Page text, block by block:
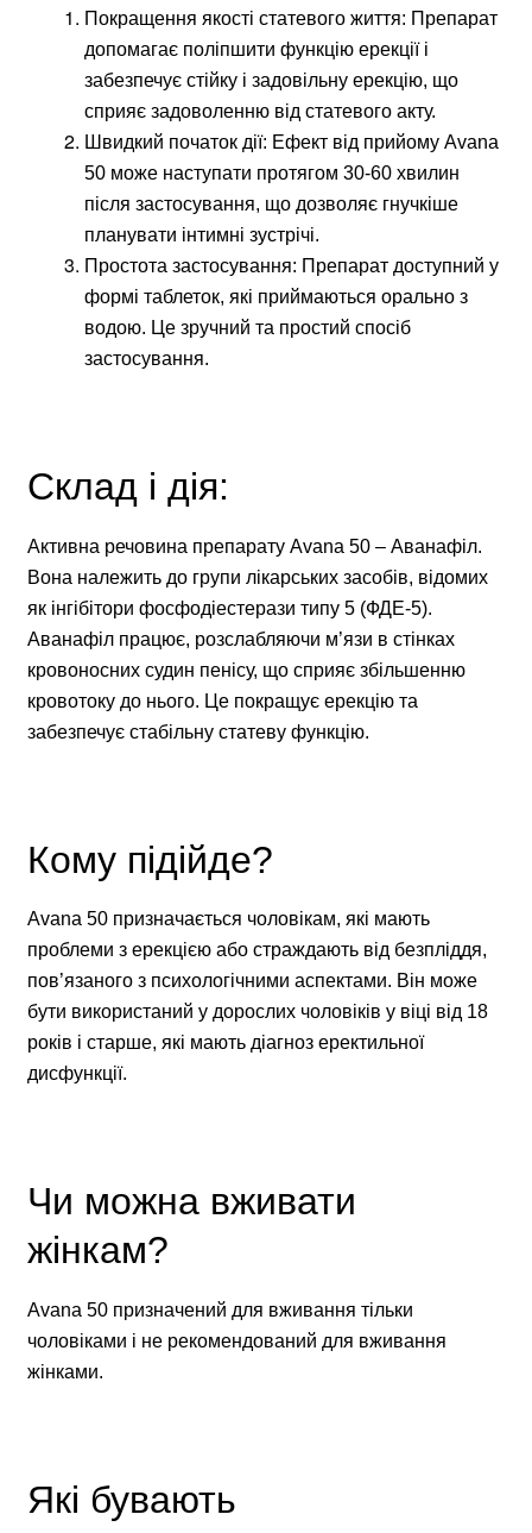
Покращення якості статевого життя: Препарат
допомагає поліпшити функцію ерекції і
забезпечує стійку і задовільну ерекцію, що
сприяє задоволенню від статевого акту.
Швидкий початок дії: Ефект від прийому Avana
50 може наступати протягом 30-60 хвилин
після застосування, що дозволяє гнучкіше
планувати інтимні зустрічі.
Простота застосування: Препарат доступний у
формі таблеток, які приймаються орально з
водою. Це зручний та простий спосіб
застосування.
Склад і дія:
Активна речовина препарату Avana 50 – Аванафіл.
Вона належить до групи лікарських засобів, відомих
як інгібітори фосфодіестерази типу 5 (ФДЕ-5).
Аванафіл працює, розслабляючи м’язи в стінках
кровоносних судин пенісу, що сприяє збільшенню
кровотоку до нього. Це покращує ерекцію та
забезпечує стабільну статеву функцію.
Кому підійде?
Avana 50 призначається чоловікам, які мають
проблеми з ерекцією або страждають від безпліддя,
пов’язаного з психологічними аспектами. Він може
бути використаний у дорослих чоловіків у віці від 18
років і старше, які мають діагноз еректильної
дисфункції.
Чи можна вживати
жінкам?
Avana 50 призначений для вживання тільки
чоловіками і не рекомендований для вживання
жінками.
Які бувають